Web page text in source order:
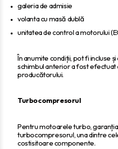
galeria de admisie
volanta cu masă dublă
unitatea de control a motorului
În anumite condiții, pot fi incluse
schimbul anterior a fost
producătorului.
Turbocompresorul
Pentru motoarele turbo,
turbocompresorul, una dintre
costisitoare componente.